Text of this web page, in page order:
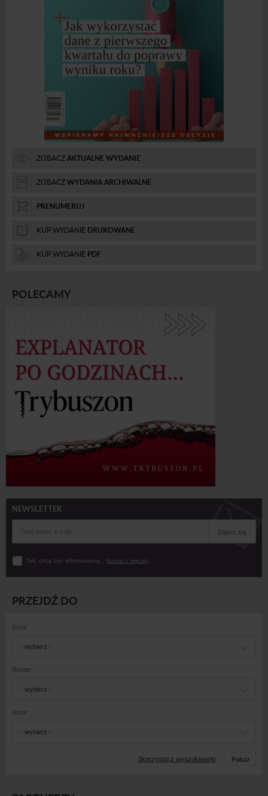
ZOBACZAKTUALNE WYDANIE
ZOBACZWYDANIA ARCHIWALNE
PRENUMERUJ
KUP WYDANIE DRUKOWANE
KUP WYDANIE PDF
POLECAMY
NEWSLETTER
Zapisz się
Tak, chcę być informowany... (zobacz więcej)
PRZEJDŹ DO
Dział:
- wybierz -
Numer:
- wybierz -
Autor:
- wybierz -
Skorzystaj z wyszukiwarki Pokaż